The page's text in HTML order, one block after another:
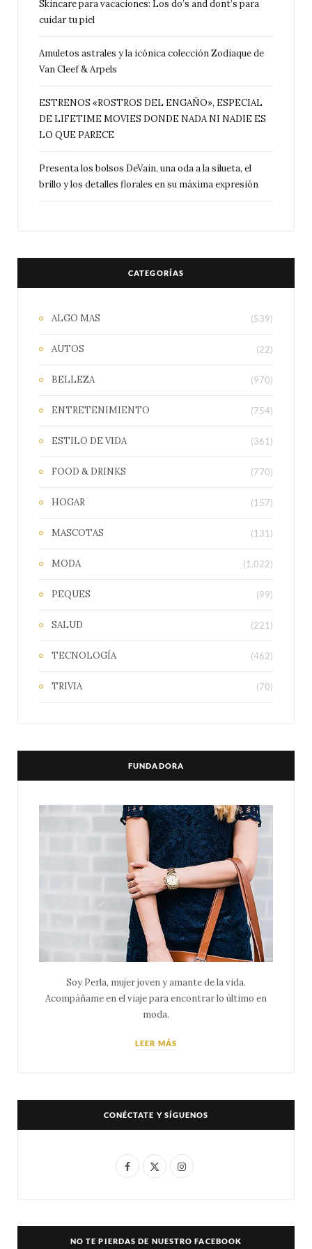
Skincare para vacaciones: Los do’s and dont’s para
cuidar tu piel
Amuletos astrales y la icónica colección Zodiaque de
Van Cleef & Arpels
ESTRENOS «ROSTROS DEL ENGAÑO», ESPECIAL
DE LIFETIME MOVIES DONDE NADA NI NADIE ES
LO QUE PARECE
Presenta los bolsos DeVain, una oda a la silueta, el
brillo y los detalles florales en su máxima expresión
CATEGORÍAS
ALGO MAS (539)
AUTOS (22)
BELLEZA (970)
ENTRETENIMIENTO (754)
ESTILO DE VIDA (361)
FOOD & DRINKS (770)
HOGAR (157)
MASCOTAS (131)
MODA (1.022)
PEQUES (99)
SALUD (221)
TECNOLOGÍA (462)
TRIVIA (70)
FUNDADORA
Soy Perla, mujer joven y amante de la vida.
Acompáñame en el viaje para encontrar lo último en
moda.
LEER MÁS
CONÉCTATE Y SÍGUENOS
F
e
X
w
I
t
NO TE PIERDAS DE NUESTRO FACEBOOK